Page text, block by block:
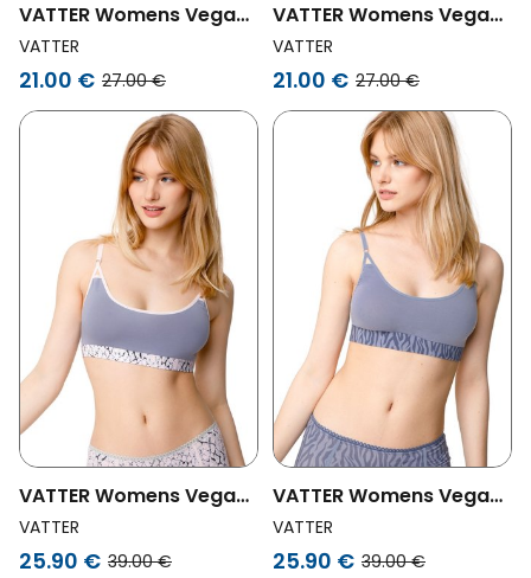
VATTER Womens Vegan
Shorts Emma Snake
Light Pink
VATTER
21.00 € 27.00 €
VATTER Womens Vegan
Shorts Emma Zebra
Purple
VATTER
21.00 € 27.00 €
VATTER Womens Vegan
Bralette Paula Snake
VATTER
25.90 € 39.00 €
VATTER Womens Vegan
Bralette Paula Zebra
Purple
VATTER
25.90 € 39.00 €